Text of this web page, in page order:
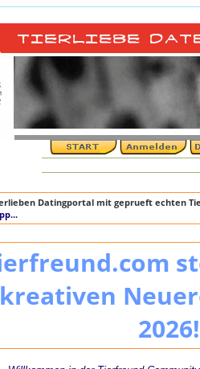
Datingportal mit geprueft echten
kreativen
2026!